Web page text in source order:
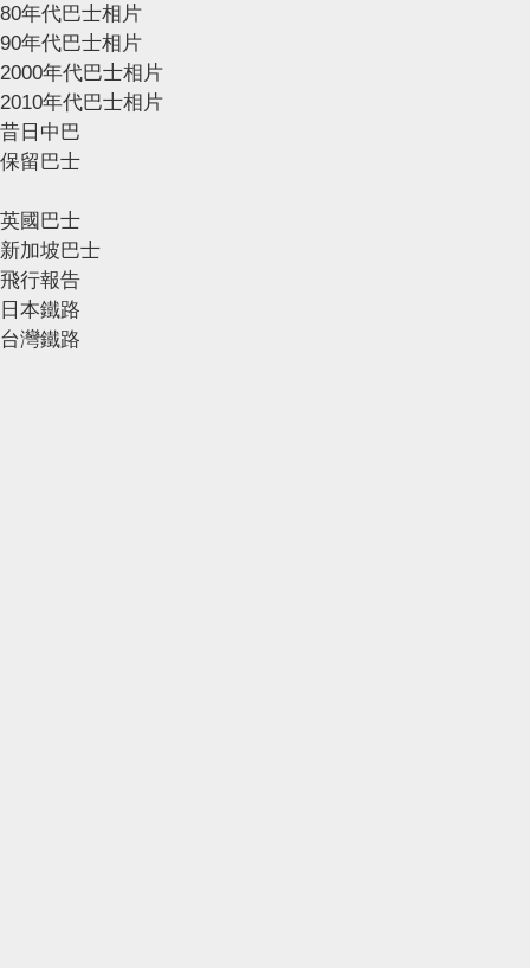
80年代巴士相片
90年代巴士相片
2000年代巴士相片
2010年代巴士相片
昔日中巴
保留巴士
英國巴士
新加坡巴士
飛行報告
日本鐵路
台灣鐵路